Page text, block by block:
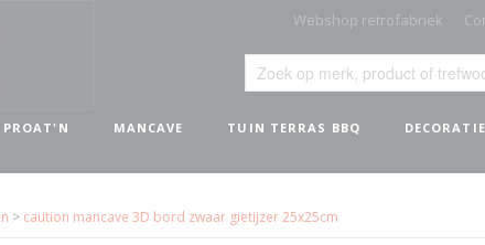
Webshop retrofabriek
PROAT'N MANCAVE TUIN TERRAS BBQ DECORATIE
> caution mancave 3D bord zwaar gietijzer 25x25cm